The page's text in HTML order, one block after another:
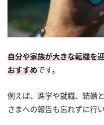
自分や家族が大きな転機を
おすすめです。
例えば、進学や就職、結婚
さまへの報告も忘れずに行